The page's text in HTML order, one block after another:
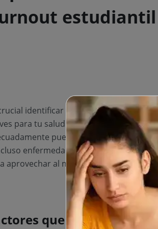
estudiantil
identificar y abordar el burnout
para tu salud física y mental, así
puede ocasionarte
enfermedades físicas. Además,
aprovechar al máximo tu experiencia
que contribuyen